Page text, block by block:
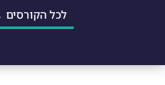
לכל הקורסים